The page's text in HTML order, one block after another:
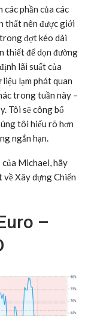
phần của các
thất nên được giới
đợt kéo dài
thiết để dọn đường
lãi suất của
lạm phát quan
trong tuần này –
Tôi sẽ công bố
tôi hiểu rõ hơn
ngắn hạn.
Michael, hãy
Xây dựng Chiến
–